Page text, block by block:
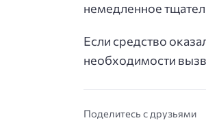
немедленное
Если средство
необходимости
Поделитесь с друзьями